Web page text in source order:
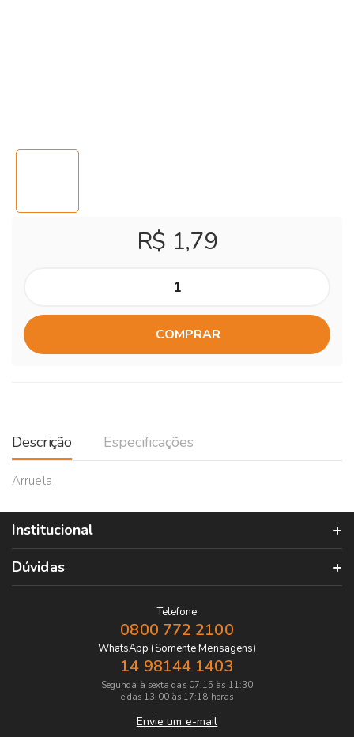
R$ 1,79
COMPRAR
Descrição Especificações
Arruela
Institucional
Dúvidas
Telefone
0800 772 2100
WhatsApp (Somente Mensagens)
14 98144 1403
Segunda à sexta das 07:15 às 11:30
e das 13:00 às 17:18 horas
Envie um e-mail